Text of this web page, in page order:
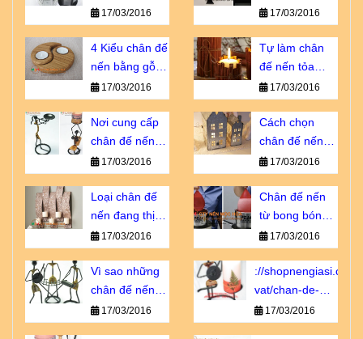
thành phố
ngàn sao giá
bao nhiêu?
17/03/2016
trở thành vật
không thể
thiếu?
17/03/2016
4 Kiểu chân đế
nến bằng gỗ
bạn không thể
bỏ qua
17/03/2016
Tự làm chân
đế nến tỏa
hương dịu êm
17/03/2016
Nơi cung cấp
chân đế nến
giá sỉ chiết
khấu cao
17/03/2016
Cách chọn
chân đế nến
tôn vinh vẻ đẹp
nội thất
17/03/2016
Loại chân đế
nến đang thịnh
hành số 1 tại
Châu u
17/03/2016
Chân đế nến
từ bong bóng -
sao lại không?
17/03/2016
Vì sao những
chân đế nến
này luôn cháy
hàng?
17/03/2016
://
vat/chan-de-
nen-go-khong-
vo-dung-nhu-
17/03/2016